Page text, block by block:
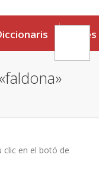
Eines
clic en el botó de